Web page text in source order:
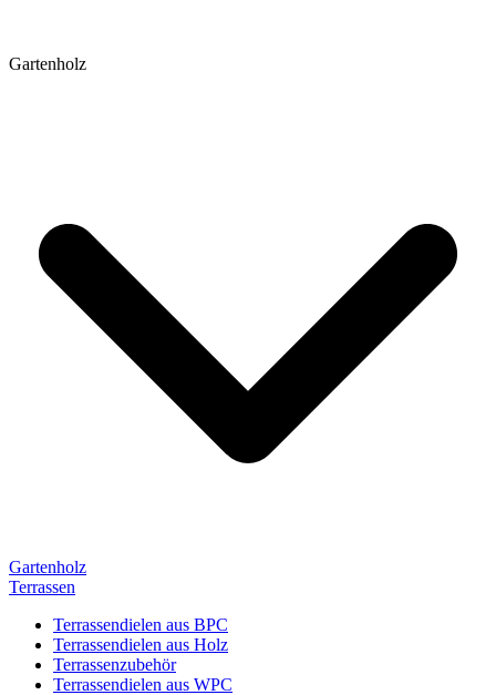
Gartenholz
Gartenholz
Terrassen
Terrassendielen aus BPC
Terrassendielen aus Holz
Terrassenzubehör
Terrassendielen aus WPC